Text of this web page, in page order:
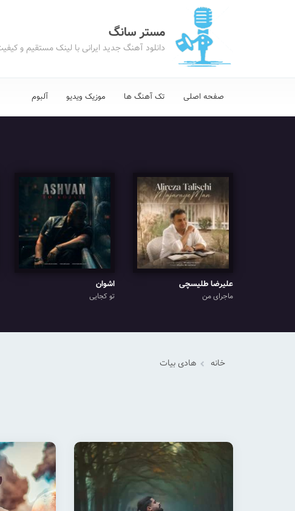
مستر سانگ
دانلود آهنگ جدید ایرانی با لینک مستقیم و
صفحه اصلی تک آهنگ ها موزیک ویدیو آلبوم
علیرضا طلیسچی
ماجرای من
اشوان
تو کجایی
خانه هادی بیات